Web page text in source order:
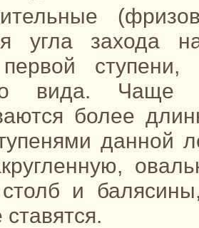
угла захода
ступени,
вида. Чаще
более
данной
и